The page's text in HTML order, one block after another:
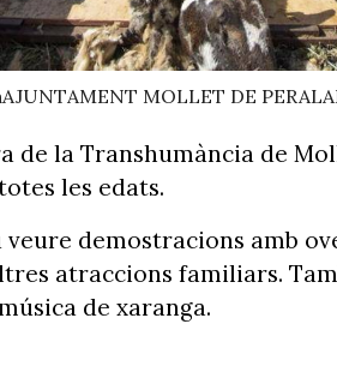
AJUNTAMENT MOLLET DE
de la Transhumància de
les edats.
demostracions amb
atraccions familiars.
de xaranga.